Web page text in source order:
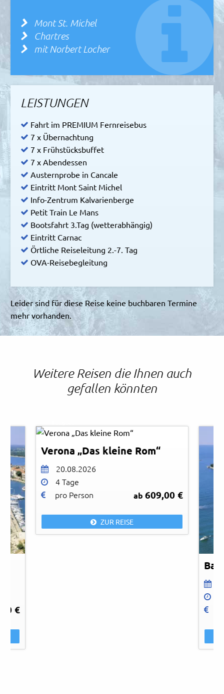
Mont St. Michel
Chartres
mit Norbert Locher
LEISTUNGEN
Fahrt im PREMIUM Fernreisebus
7 x Übernachtung
7 x Frühstücksbuffet
7 x Abendessen
Austernprobe in Cancale
Eintritt Mont Saint Michel
Info-Zentrum Kalvarienberge
Petit Train Le Mans
Bootsfahrt 3.Tag (wetterabhängig)
Eintritt Carnac
Örtliche Reiseleitung 2.-7. Tag
OVA-Reisebegleitung
Leider sind für diese Reise keine buchbaren Termine
mehr vorhanden.
Weitere Reisen die Ihnen auch
gefallen könnten
€
Verona „Das kleine Rom“
20.08.2026
4 Tage
pro Person
ab609,00 €
ZUR REISE